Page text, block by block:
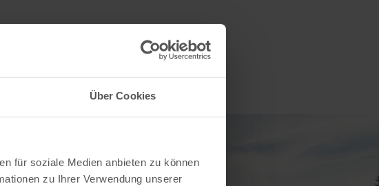
Über Cookies
für soziale Medien anbieten zu können
zu Ihrer Verwendung unserer